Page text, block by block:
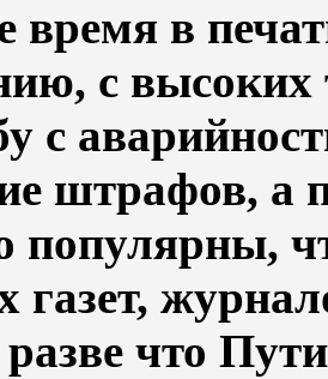
время в
с
с
штрафов,
популярны,
газет,
что